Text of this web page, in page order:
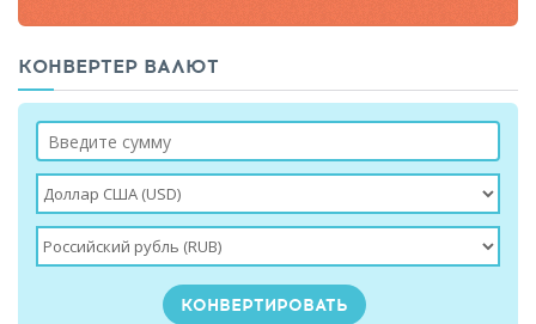
КОНВЕРТЕР ВАЛЮТ